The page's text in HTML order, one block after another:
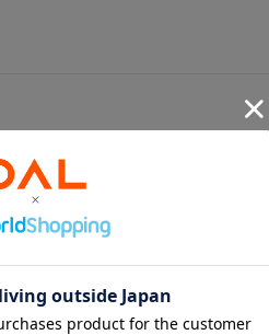
mystic
natural couture
NICE CLAUP / OLIVE des OLVE
NOLLEY'S
OLIVE des OLIVE